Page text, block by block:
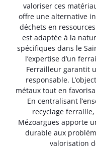
valoriser ces
offre une alternative
déchets en
est adaptée à la
spécifiques dans le
l’expertise d’un
Ferrailleur garantit
responsable.
métaux tout en
En centralisant
recyclage
Mézoargues apporte
durable aux
valorisation